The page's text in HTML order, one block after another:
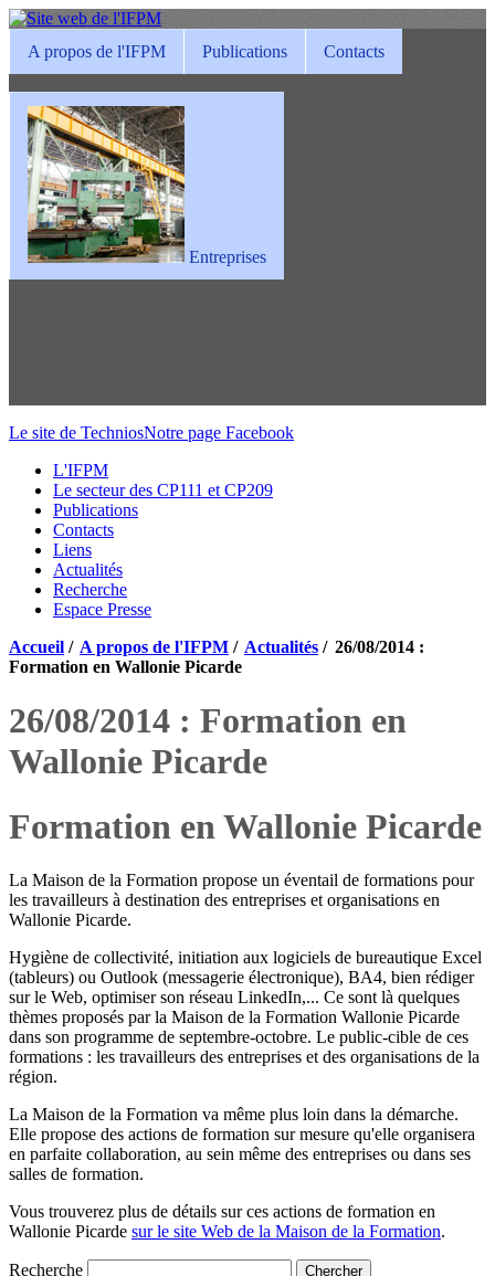
A propos de l'IFPM Publications Contacts
Entreprises
Le site de TechniosNotre page Facebook
L'IFPM
Le secteur des CP111 et CP209
Publications
Contacts
Liens
Actualités
Recherche
Espace Presse
Accueil / A propos de l'IFPM / Actualités / 26/08/2014 :
Formation en Wallonie Picarde
26/08/2014 : Formation en
Wallonie Picarde
Formation en Wallonie Picarde
La Maison de la Formation propose un éventail de formations pour
les travailleurs à destination des entreprises et organisations en
Wallonie Picarde.
Hygiène de collectivité, initiation aux logiciels de bureautique Excel
(tableurs) ou Outlook (messagerie électronique), BA4, bien rédiger
sur le Web, optimiser son réseau LinkedIn,... Ce sont là quelques
thèmes proposés par la Maison de la Formation Wallonie Picarde
dans son programme de septembre-octobre. Le public-cible de ces
formations : les travailleurs des entreprises et des organisations de la
région.
La Maison de la Formation va même plus loin dans la démarche.
Elle propose des actions de formation sur mesure qu'elle organisera
en parfaite collaboration, au sein même des entreprises ou dans ses
salles de formation.
Vous trouverez plus de détails sur ces actions de formation en
Wallonie Picarde sur le site Web de la Maison de la Formation.
Recherche